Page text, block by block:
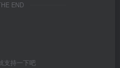
END
支持一下吧